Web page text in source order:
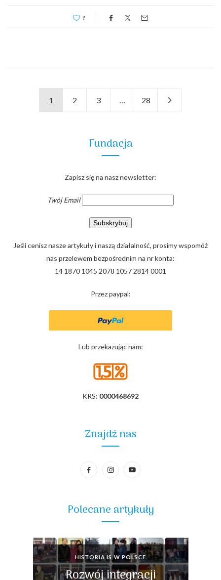
dwumiesięcznej przerwie rzadko jest czarno-biała. Dla jednego
dziecka będzie to zbawienny reset, […]
?
1 2 3 28
Fundacja
Zapisz się na nasz newsletter:
Twój Email
Jeśli cenisz nasze artykuły i naszą działalność, prosimy wspomóż
nas przelewem bezpośrednim na nr konta:
14 1870 1045 2078 1057 2814 0001
Przez paypal:
Lub przekazując nam:
KRS: 0000468692
Znajdź nas
Polecane artykuły
HISTORIA IS W POLSCE
Rozwój integracji